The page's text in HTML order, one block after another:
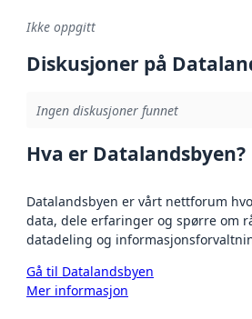
Ikke oppgitt
Diskusjoner på
Ingen diskusjoner funnet
Hva er Datalandsbyen?
Datalandsbyen er vårt nettforum
data, dele erfaringer og spørre om
datadeling og
Gå til Datalandsbyen
Mer informasjon